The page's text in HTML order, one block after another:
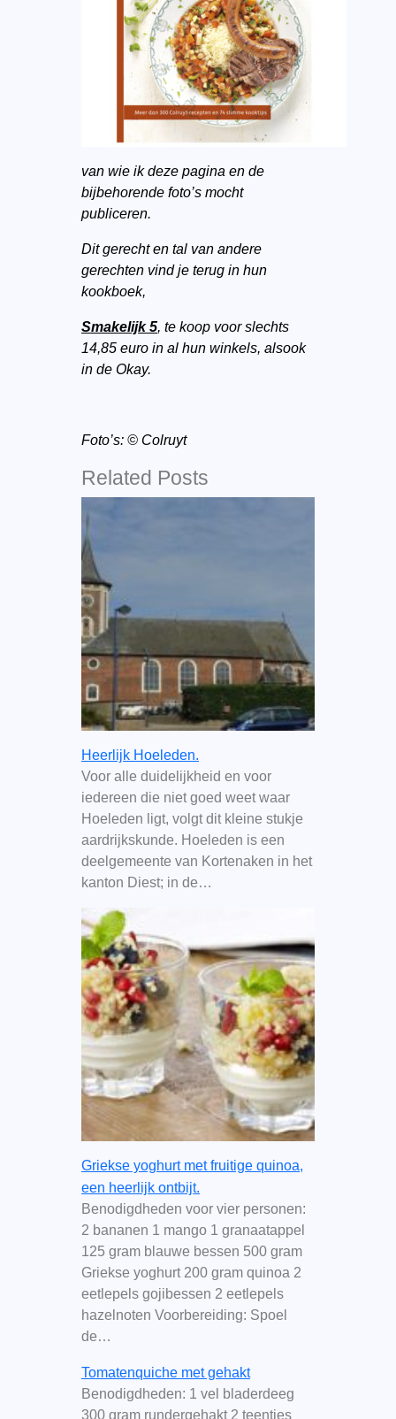
van wie ik deze pagina en de
bijbehorende foto’s mocht
publiceren.
Dit gerecht en tal van andere
gerechten vind je terug in hun
kookboek,
Smakelijk 5, te koop voor slechts
14,85 euro in al hun winkels, alsook
in de Okay.
Foto’s: © Colruyt
Related Posts
Heerlijk Hoeleden.
Voor alle duidelijkheid en voor
iedereen die niet goed weet waar
Hoeleden ligt, volgt dit kleine stukje
aardrijkskunde. Hoeleden is een
deelgemeente van Kortenaken in het
kanton Diest; in de…
Griekse yoghurt met fruitige quinoa,
een heerlijk ontbijt.
Benodigdheden voor vier personen:
2 bananen 1 mango 1 granaatappel
125 gram blauwe bessen 500 gram
Griekse yoghurt 200 gram quinoa 2
eetlepels gojibessen 2 eetlepels
hazelnoten Voorbereiding: Spoel
de…
Tomatenquiche met gehakt
Benodigdheden: 1 vel bladerdeeg
300 gram rundergehakt 2 teentjes